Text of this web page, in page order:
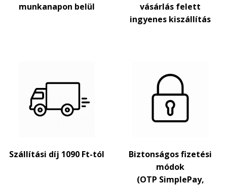
munkanapon belül
vásárlás felett
ingyenes kiszállítás
Szállítási díj 1090 Ft-tól
Biztonságos fizetési
módok
(OTP SimplePay,